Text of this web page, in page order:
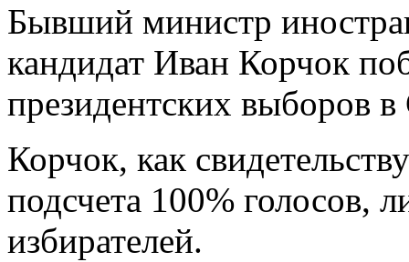
Бывший министр
кандидат Иван Корчок
президентских выборов в
Корчок, как
подсчета 100% голосов,
избирателей.